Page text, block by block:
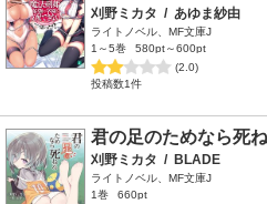
刈野ミカタ / あゆま紗由
ライトノベル、MF文庫J
1～5巻
580pt～600pt
(2.0)
投稿数1件
君の足のためなら死
刈野ミカタ / BLADE
ライトノベル、MF文庫J
1巻
660pt